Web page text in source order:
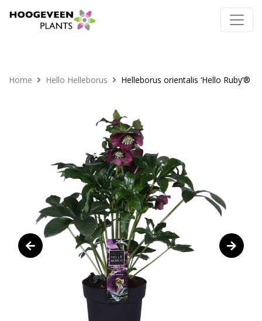
Home Hello Helleborus Helleborus orientalis ‘Hello Ruby’®